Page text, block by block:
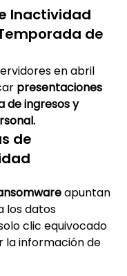
Inactividad
de
en abril
presentaciones
de ingresos y
de
apuntan
los datos
clic equivocado
la información de